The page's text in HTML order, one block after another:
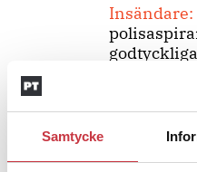
Samtycke
Insändare:
Jens
– nu ska